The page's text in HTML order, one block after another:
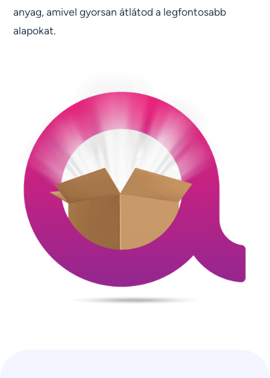
anyag, amivel gyorsan átlátod a legfontosabb
alapokat.